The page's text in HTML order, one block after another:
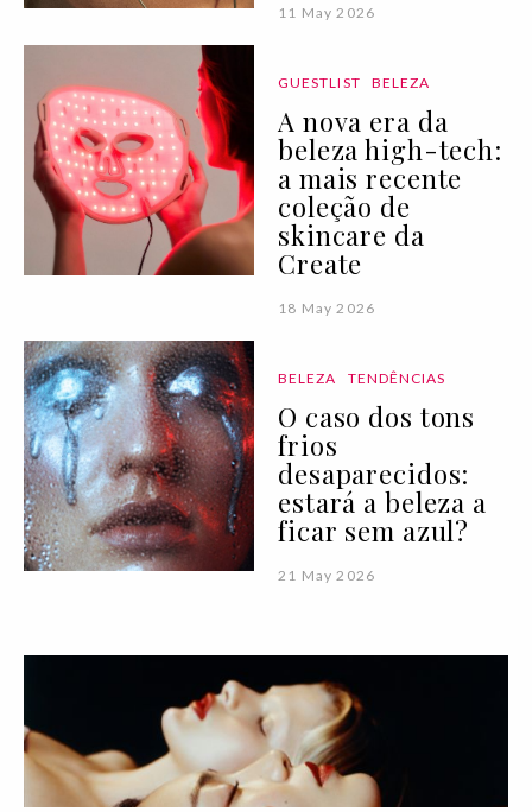
11 May 2026
GUESTLIST BELEZA
A nova era da
beleza high-tech:
a mais recente
coleção de
skincare da
Create
18 May 2026
BELEZA TENDÊNCIAS
O caso dos tons
frios
desaparecidos:
estará a beleza a
ficar sem azul?
21 May 2026